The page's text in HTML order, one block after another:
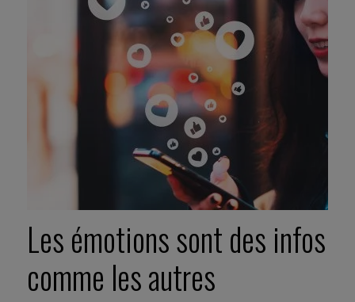
Les émotions sont des infos
comme les autres